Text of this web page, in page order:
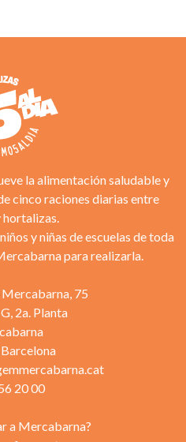
la alimentación saludable y
cinco raciones diarias entre
hortalizas.
y niñas de escuelas de toda
para realizarla.
75
2a. Planta
20 00
a Mercabarna?